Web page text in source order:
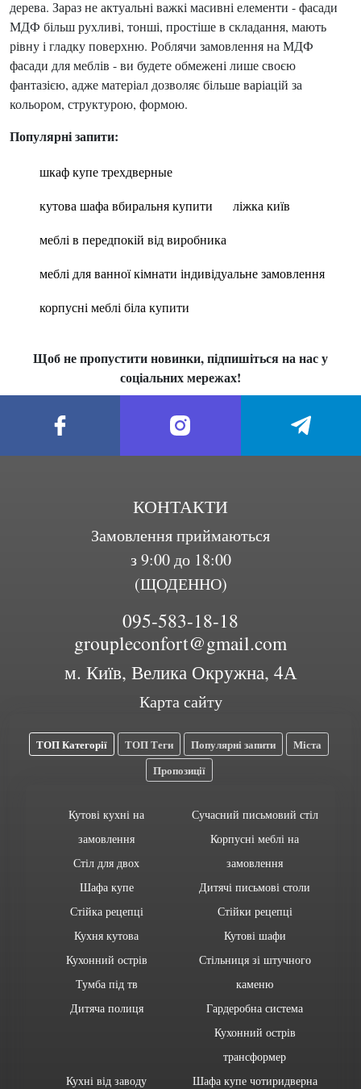
дерева. Зараз не актуальні важкі масивні елементи - фасади
МДФ більш рухливі, тонші, простіше в складання, мають
рівну і гладку поверхню. Роблячи замовлення на МДФ
фасади для меблів - ви будете обмежені лише своєю
фантазією, адже матеріал дозволяє більше варіацій за
кольором, структурою, формою.
Популярні запити:
шкаф купе трехдверные
кутова шафа вбиральня купити
ліжка київ
меблі в передпокій від виробника
меблі для ванної кімнати індивідуальне замовлення
корпусні меблі біла купити
Щоб не пропустити новинки, підпишіться на нас у
соціальних мережах!
КОНТАКТИ
Замовлення приймаються
з 9:00 до 18:00
(ЩОДЕННО)
095-583-18-18
groupleconfort@gmail.com
м. Київ, Велика Окружна, 4А
Карта сайту
ТОП Категорії ТОП Теги Популярні запити
Міста
Пропозиції
Кутові кухні на
замовлення
Стіл для двох
Шафа купе
Стійка рецепці
Кухня кутова
Кухонний острів
Тумба під тв
Дитяча полиця
Сучасний письмовий стіл
Корпусні меблі на
замовлення
Дитячі письмові столи
Стійки рецепці
Кутові шафи
Стільниця зі штучного
каменю
Гардеробна система
Кухонний острів
трансформер
Кухні від заводу
Шафа купе чотиридверна